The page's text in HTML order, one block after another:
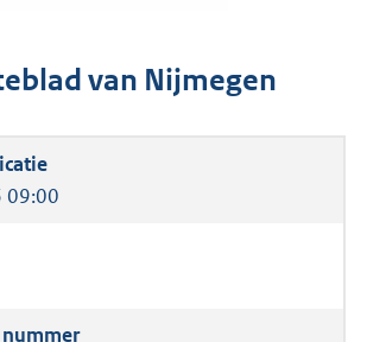
van Nijmegen
09:00